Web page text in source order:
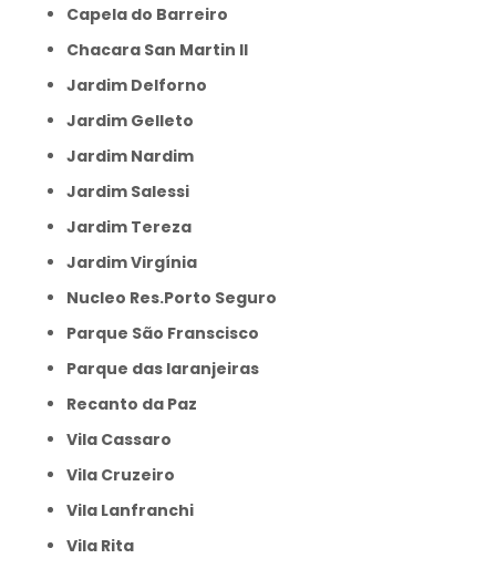
Capela do Barreiro
Chacara San Martin II
Jardim Delforno
Jardim Gelleto
Jardim Nardim
Jardim Salessi
Jardim Tereza
Jardim Virgínia
Nucleo Res.Porto Seguro
Parque São Franscisco
Parque das laranjeiras
Recanto da Paz
Vila Cassaro
Vila Cruzeiro
Vila Lanfranchi
Vila Rita